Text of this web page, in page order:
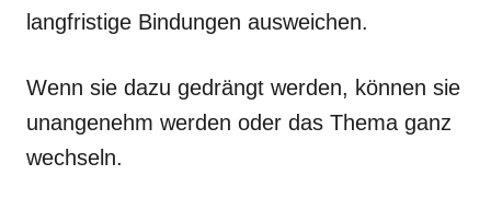
langfristige Bindungen ausweichen.
Wenn sie dazu gedrängt werden, können sie
unangenehm werden oder das Thema ganz
wechseln.